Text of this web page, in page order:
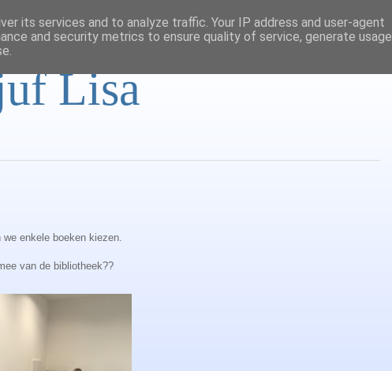
Lisa
enkele boeken kiezen.
van de bibliotheek??
its services and to analyze traffic. Your IP address and user-agent
and security metrics to ensure quality of service, generate usage